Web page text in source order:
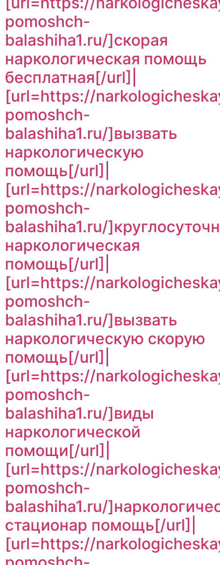
pomoshch-
balashiha1.ru/]скорая
наркологическая помощь
бесплатная[/url]|
[url=https://
pomoshch-
balashiha1.ru/]вызвать
наркологическую
помощь[/url]|
[url=https://
pomoshch-
balashiha1.ru/
наркологическая
помощь[/url]|
[url=https://
pomoshch-
balashiha1.ru/]вызвать
наркологическую скорую
помощь[/url]|
[url=https://
pomoshch-
balashiha1.ru/]виды
наркологической
помощи[/url]|
[url=https://
pomoshch-
balashiha1.ru/
стационар помощь[/url]|
[url=https://